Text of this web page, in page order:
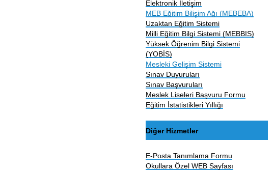
Elektronik İletişim
MEB Eğitim Bilişim Ağı (MEBEBA)
Uzaktan Eğitim Sistemi
Milli Eğitim Bilgi Sistemi (MEBBIS)
Yüksek Öğrenim Bilgi Sistemi
(YOBİS)
Mesleki Gelişim Sistemi
Sınav Duyuruları
Sınav Başvuruları
Meslek Liseleri Başvuru Formu
Eğitim İstatistikleri Yıllığı
Diğer Hizmetler
E-Posta Tanımlama Formu
Okullara Özel WEB Sayfası